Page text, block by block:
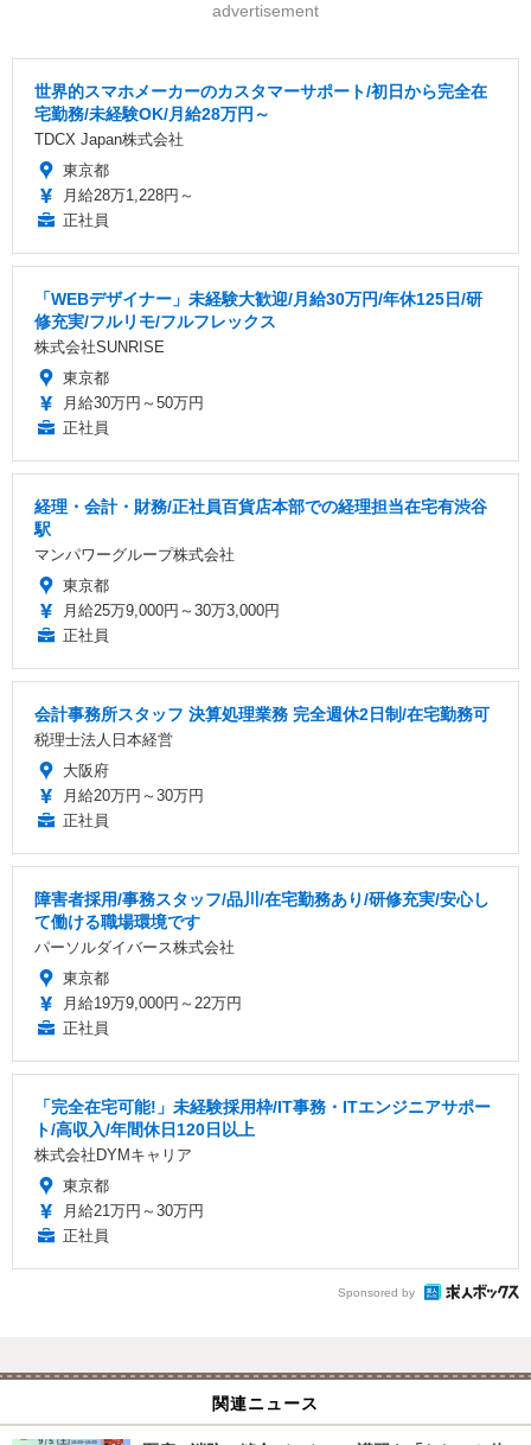
advertisement
世界的スマホメーカーのカスタマーサポート/初日から完全在
宅勤務/未経験OK/月給28万円～
TDCX Japan株式会社
東京都
月給28万1,228円～
正社員
「WEBデザイナー」未経験大歓迎/月給30万円/年休125日/研
修充実/フルリモ/フルフレックス
株式会社SUNRISE
東京都
月給30万円～50万円
正社員
経理・会計・財務/正社員百貨店本部での経理担当在宅有渋谷
駅
マンパワーグループ株式会社
東京都
月給25万9,000円～30万3,000円
正社員
会計事務所スタッフ 決算処理業務 完全週休2日制/在宅勤務可
税理士法人日本経営
大阪府
月給20万円～30万円
正社員
障害者採用/事務スタッフ/品川/在宅勤務あり/研修充実/安心し
て働ける職場環境です
パーソルダイバース株式会社
東京都
月給19万9,000円～22万円
正社員
「完全在宅可能!」未経験採用枠/IT事務・ITエンジニアサポー
ト/高収入/年間休日120日以上
株式会社DYMキャリア
東京都
月給21万円～30万円
正社員
Sponsored by
関連ニュース